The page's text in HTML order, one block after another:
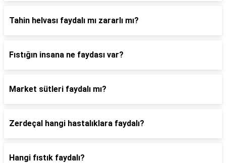
Tahin helvası faydalı mı zararlı mı?
Fıstığın insana ne faydası var?
Market sütleri faydalı mı?
Zerdeçal hangi hastalıklara faydalı?
Hangi fıstık faydalı?